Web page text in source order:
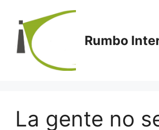
contenido
Rumbo
La gente no